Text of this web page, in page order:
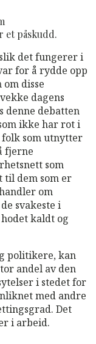
et påskudd.
det fungerer i
for å rydde opp
om disse
dagens
denne debatten
ikke har rot i
som utnytter
fjerne
som
dem som er
om
svakeste i
kaldt og
politikere, kan
andel av den
i stedet for
med andre
Det
i arbeid.